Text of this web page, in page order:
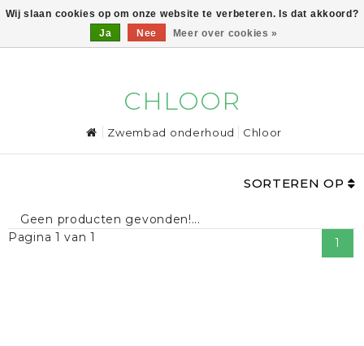
0
CHLOOR
Zwembad onderhoud Chloor
SORTEREN OP
Geen producten gevonden!...
Pagina 1 van 1
1
Wij slaan cookies op om onze website te verbeteren. Is dat akkoord?
Ja
Nee Meer over cookies »